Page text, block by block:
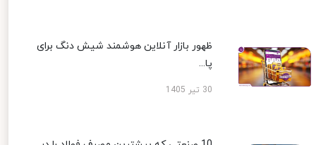
ظهور بازار آنلاین هوشمند شیش دنگ برای
پا...
30 تیر 1405